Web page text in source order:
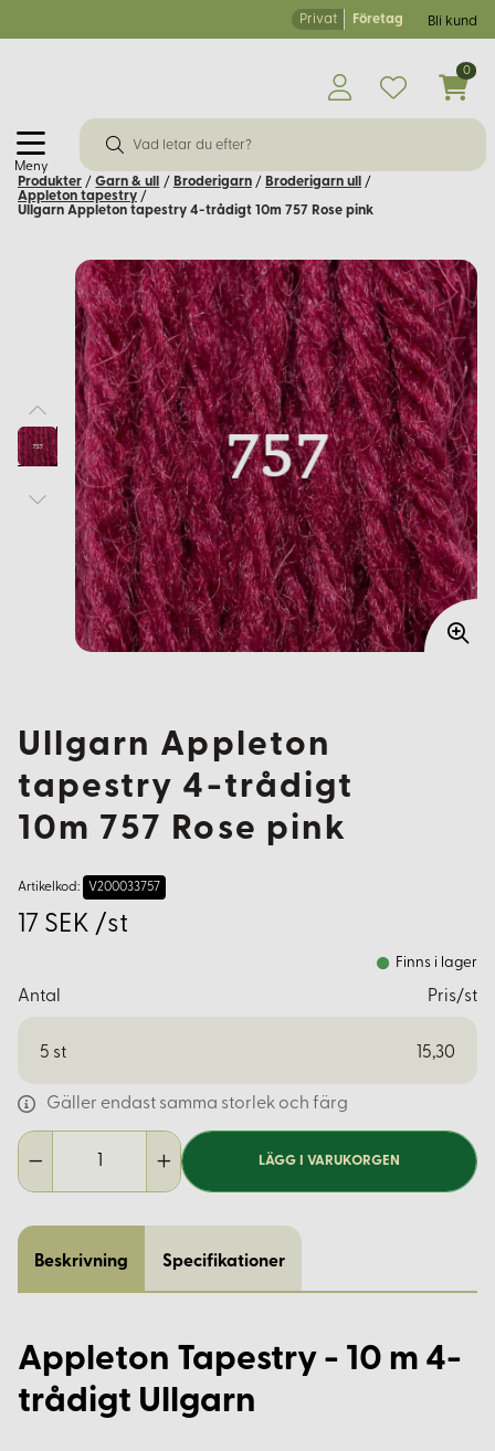
Privat Företag Bli kund
Meny
0
Produkter / Garn & ull / Broderigarn / Broderigarn ull
/
Appleton tapestry /
Ullgarn Appleton tapestry 4-trådigt 10m 757 Rose pink
Ullgarn Appleton
tapestry 4-trådigt
10m 757 Rose pink
Artikelkod: V200033757
17 SEK /st
Finns i lager
Antal Pris/st
5 st 15,30
Gäller endast samma storlek och färg
LÄGG I VARUKORGEN
Beskrivning Specifikationer
Appleton Tapestry - 10 m 4-
trådigt Ullgarn